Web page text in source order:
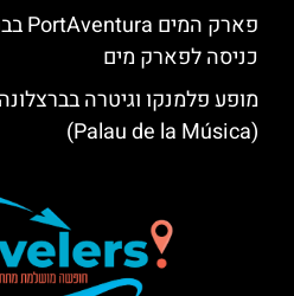
כניסה לפארק מים
מופע פלמנקו וגיטרה
(Palau de la Música)